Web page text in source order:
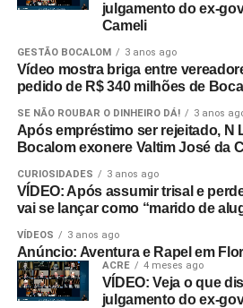
julgamento do ex-
Cameli
GESTÃO BOCALOM 3 anos ago
Vídeo mostra briga entre
pedido de R$ 340 milhões de
SE NÃO ROUBAR O DINHEIRO DÁ! 3 anos
Após empréstimo ser rejeitado, N
Bocalom exonere Valtim José da
CURIOSIDADES 3 anos ago
VÍDEO: Após assumir trisal e
vai se lançar como “marido de
VÍDEOS 3 anos ago
Anúncio: Aventura e Rapel em
ACRE 4 meses ago
VÍDEO: Veja o que
julgamento do ex-